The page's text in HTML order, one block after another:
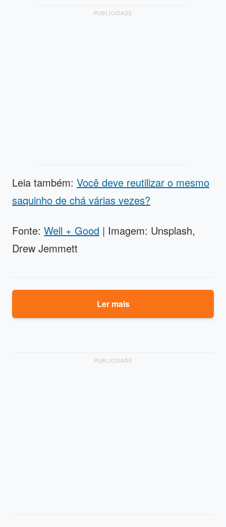
PUBLICIDADE
Leia também: Você deve reutilizar o mesmo
saquinho de chá várias vezes?
Fonte: Well + Good | Imagem: Unsplash,
Drew Jemmett
Ler mais
PUBLICIDADE